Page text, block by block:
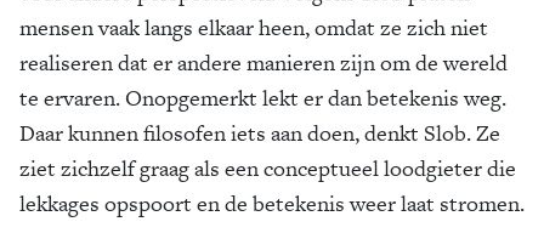
mensen vaak langs elkaar heen, omdat ze zich niet
realiseren dat er andere manieren zijn om de wereld
te ervaren. Onopgemerkt lekt er dan betekenis weg.
Daar kunnen filosofen iets aan doen, denkt Slob. Ze
ziet zichzelf graag als een conceptueel loodgieter die
lekkages opspoort en de betekenis weer laat stromen.